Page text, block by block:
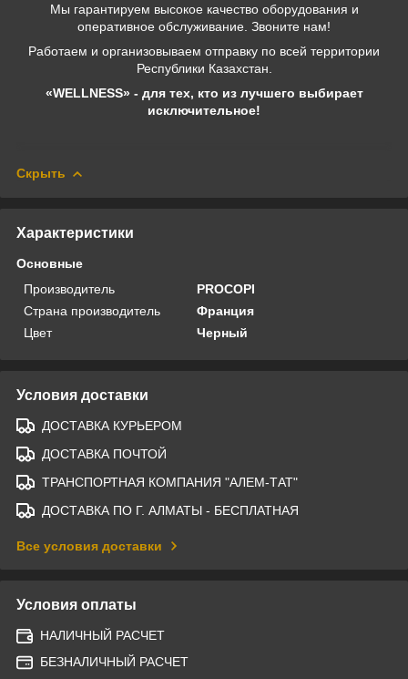
Мы гарантируем высокое качество оборудования и
оперативное обслуживание. Звоните нам!
Работаем и организовываем отправку по всей территории
Республики Казахстан.
«WELLNESS» - для тех, кто из лучшего выбирает
исключительное!
Скрыть
Характеристики
Основные
Производитель
PROCOPI
Страна производитель
Франция
Цвет
Черный
Условия доставки
ДОСТАВКА КУРЬЕРОМ
ДОСТАВКА ПОЧТОЙ
ТРАНСПОРТНАЯ КОМПАНИЯ "АЛЕМ-ТАТ"
ДОСТАВКА ПО Г. АЛМАТЫ - БЕСПЛАТНАЯ
Все условия доставки
Условия оплаты
НАЛИЧНЫЙ РАСЧЕТ
БЕЗНАЛИЧНЫЙ РАСЧЕТ